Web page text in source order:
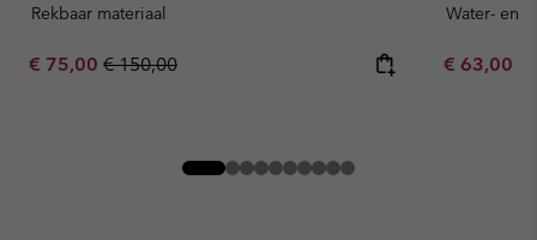
Rekbaar materiaal
Sale price:
€ 75,00 Regular price:
€ 150,00
Water- en
Minimum
€ 63,00